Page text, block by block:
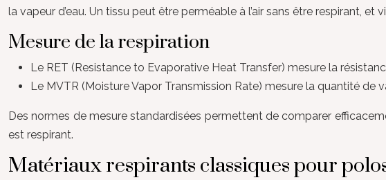
la vapeur d’eau. Un tissu peut être perméable à l’air sans être respirant, et
Mesure de la respiration
Le RET (Resistance to Evaporative Heat Transfer) mesure la
Le MVTR (Moisture Vapor Transmission Rate) mesure la quantité de
Des normes de mesure standardisées permettent de comparer
est respirant.
Matériaux respirants classiques pour